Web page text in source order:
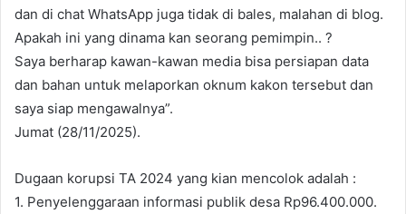
dan di chat WhatsApp juga tidak di bales, malahan di blog.
Apakah ini yang dinama kan seorang pemimpin.. ?
Saya berharap kawan-kawan media bisa persiapan data
dan bahan untuk melaporkan oknum kakon tersebut dan
saya siap mengawalnya”.
Jumat (28/11/2025).
Dugaan korupsi TA 2024 yang kian mencolok adalah :
1. Penyelenggaraan informasi publik desa Rp96.400.000.